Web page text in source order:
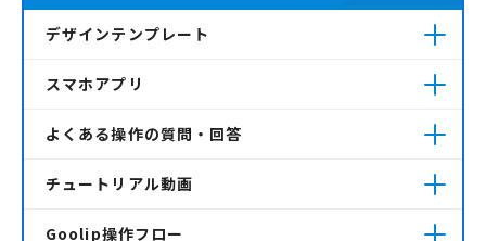
デザインテンプレート
スマホアプリ
よくある操作の質問・回答
チュートリアル動画
Goolip操作フロー